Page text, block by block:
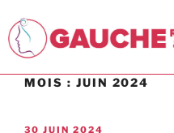
MOIS : JUIN 2024
30 JUIN 2024